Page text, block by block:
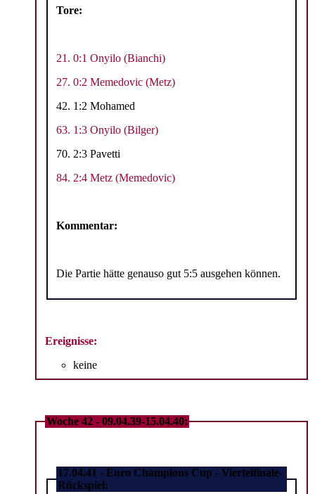
Tore:
21. 0:1 Onyilo (Bianchi)
27. 0:2 Memedovic (Metz)
42. 1:2 Mohamed
63. 1:3 Onyilo (Bilger)
70. 2:3 Pavetti
84. 2:4 Metz (Memedovic)
Kommentar:
Die Partie hätte genauso gut 5:5 ausgehen können.
Ereignisse:
keine
Woche 42 - 09.04.39-15.04.40:
17.04.41 - Euro Champions Cup - Viertelfinale-
Rückspiel: